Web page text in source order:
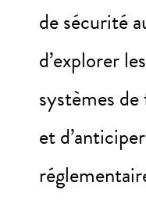
de sécurité
d’explorer
systèmes
et